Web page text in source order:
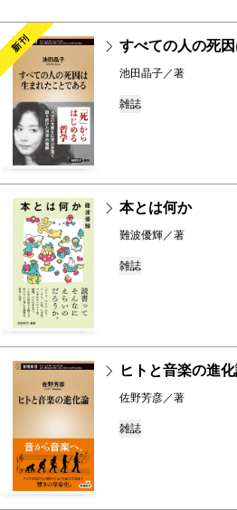
新刊 すべての人の死
池田晶子／著
雑誌
本とは何か
難波優輝／著
雑誌
ヒトと音楽の進
佐野芳彦／著
雑誌